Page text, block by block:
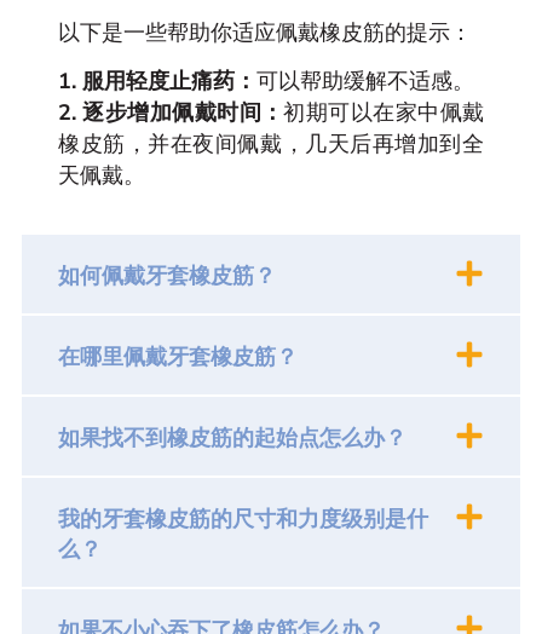
以下是一些帮助你适应佩戴橡皮筋的提示：
1. 服用轻度止痛药： 可以帮助缓解不适感。
2. 逐步增加佩戴时间：初期可以在家中佩戴
橡皮筋，并在夜间佩戴，几天后再增加到全
天佩戴。
如何佩戴牙套橡皮筋？
在哪里佩戴牙套橡皮筋？
如果找不到橡皮筋的起始点怎么办？
我的牙套橡皮筋的尺寸和力度级别是什
么？